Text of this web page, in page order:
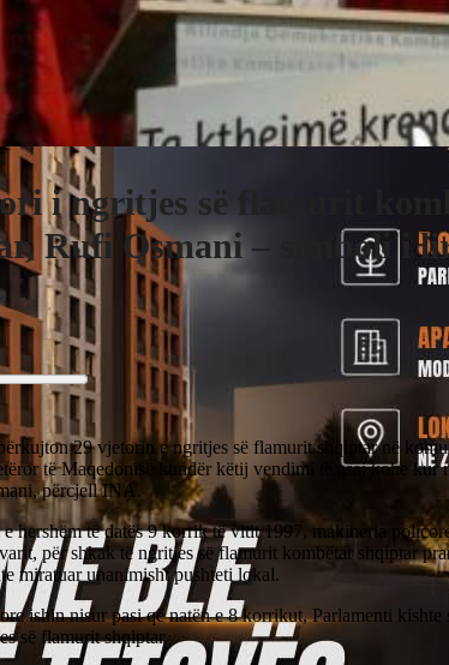
i ngritjes së flamurit
Rufi Osmani – simboli i
29 vjetorin e ngritjes së flamurit shqiptar në
të Maqedonisë kundër këtij vendimi të asaj kohe kur
përcjell INA.
hershëm të datës 9 korrik të vitit 1997, makineria policore
për shkak të ngritjes së flamurit kombëtar shqiptar
miratuar unanimisht pushteti lokal.
ishin nisur pasi që natën e 8 korrikut, Parlamenti kishte
së flamurit shqiptar.